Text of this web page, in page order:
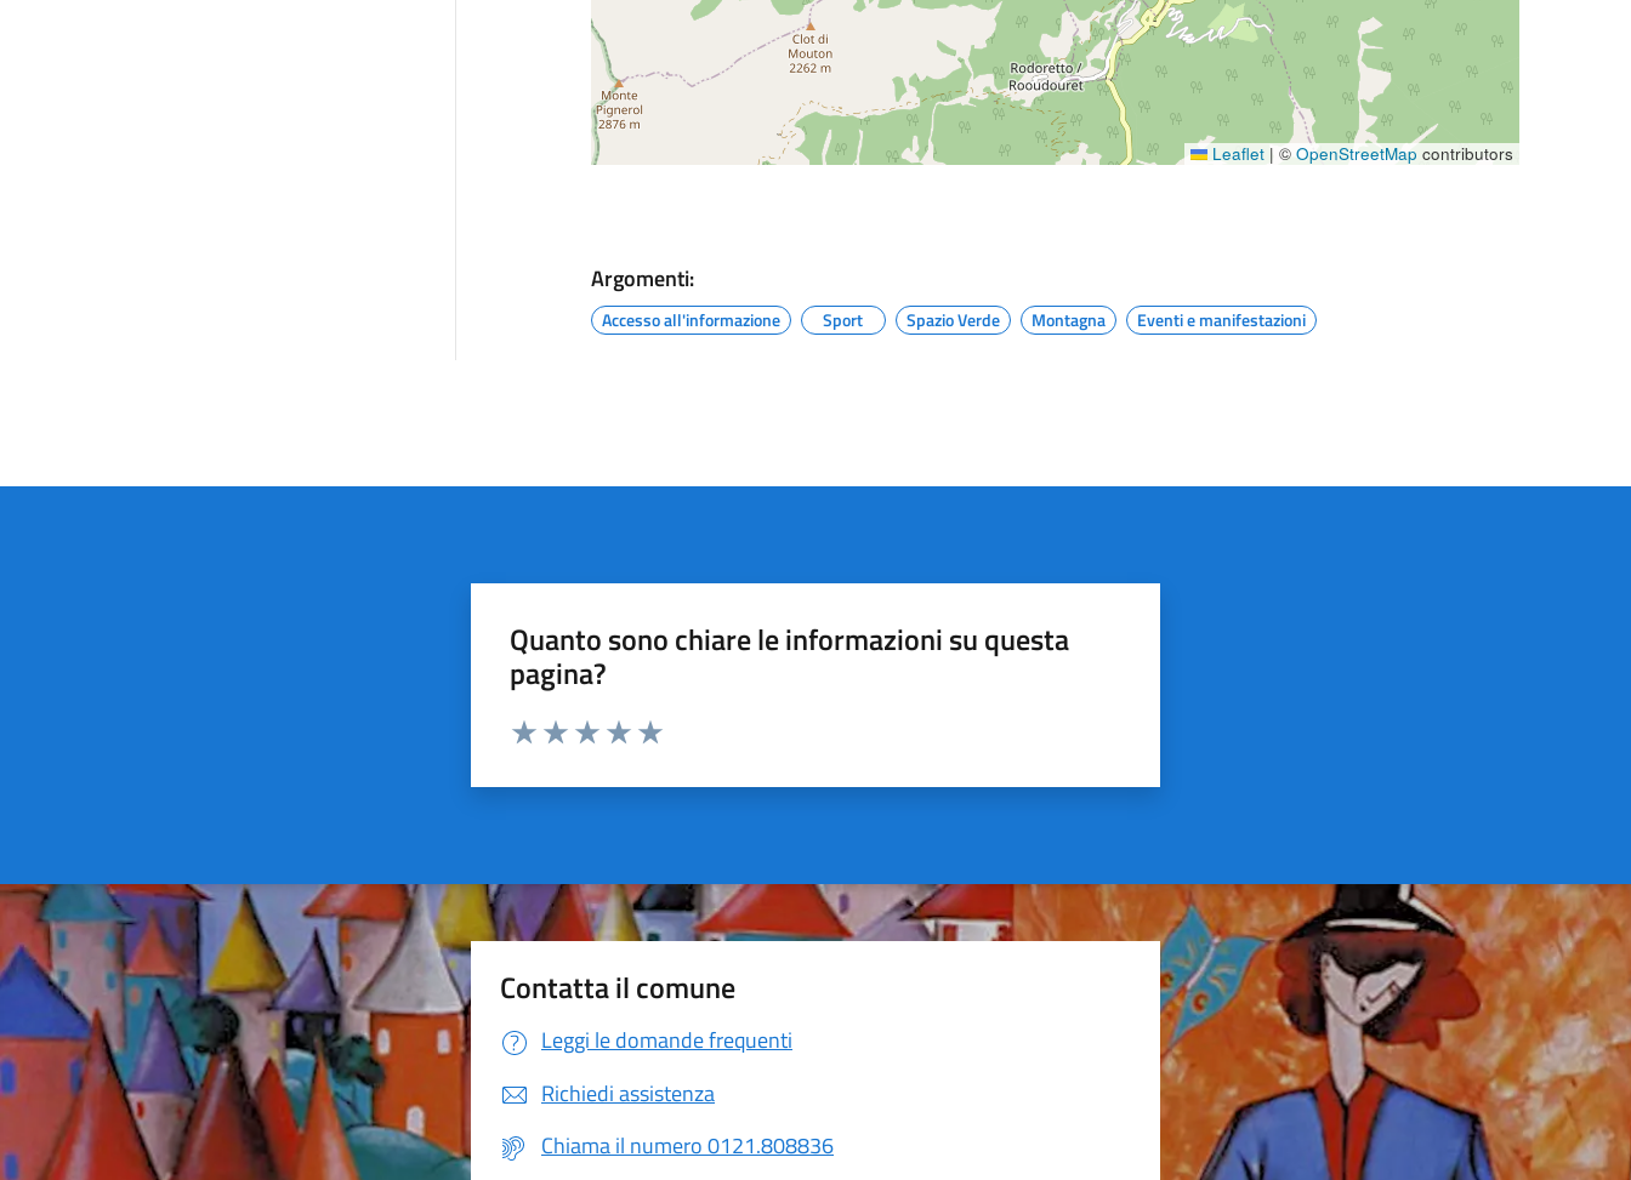
Leaflet | © OpenStreetMap contributors
Argomenti:
Accesso all'informazione Sport Spazio Verde Montagna Eventi e manifestazioni
Quanto sono chiare le informazioni su questa
pagina?
Valuta da 1 a 5 stelle la pagina
Contatta il comune
Leggi le domande frequenti
Richiedi assistenza
Chiama il numero 0121.808836